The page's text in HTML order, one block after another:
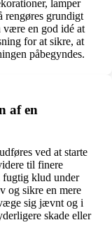
lamper
rengøres grundigt
være en god idé at
for at sikre, at
påbegyndes.
af en
ved at starte
til finere
fugtig klud under
og sikre en mere
sig jævnt og i
skade eller